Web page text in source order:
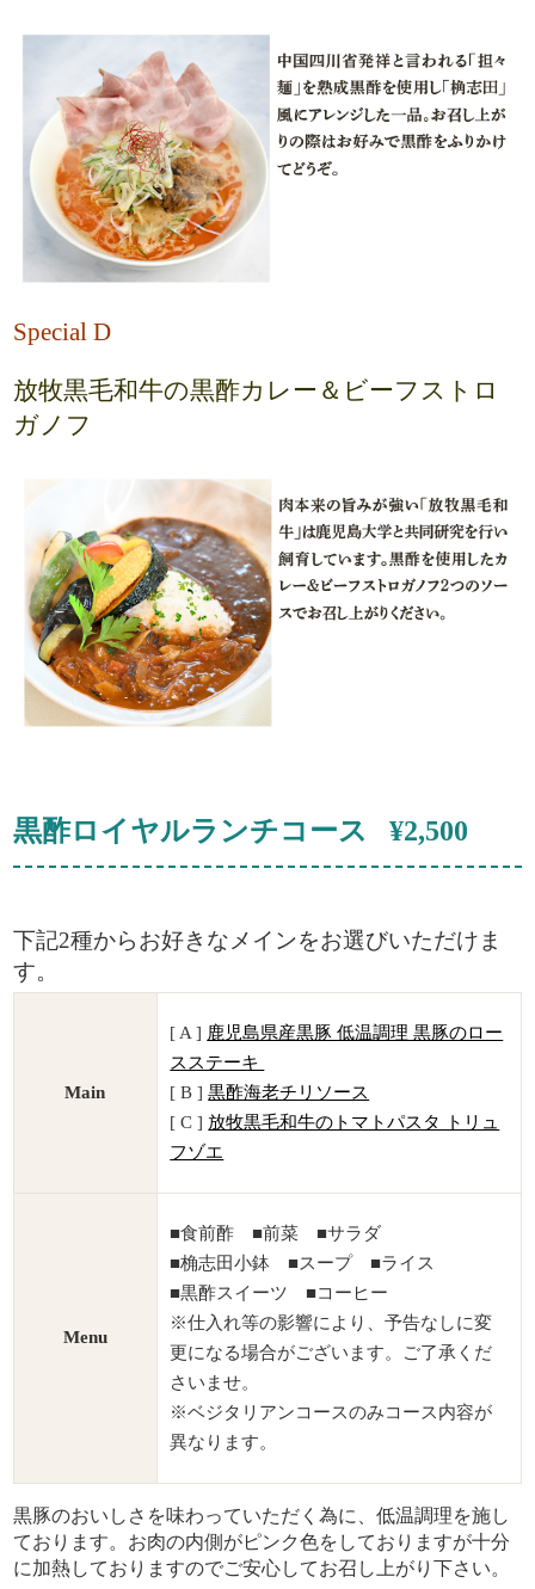
Special D
放牧黒毛和牛の黒酢カレー＆ビーフストロ
ガノフ
黒酢ロイヤルランチコース ¥2,500
下記2種からお好きなメインをお選びいただけま
す。
Main
[ A ] 鹿児島県産黒豚 低温調理 黒豚のロー
スステーキ
[ B ]黒酢海老チリソース
[ C ] 放牧黒毛和牛のトマトパスタ トリュ
フゾエ
Menu
■食前酢 ■前菜 ■サラダ
■桷志田小鉢 ■スープ ■ライス
■黒酢スイーツ ■コーヒー
※仕入れ等の影響により、予告なしに変
更になる場合がございます。ご了承くだ
さいませ。
※ベジタリアンコースのみコース内容が
異なります。
黒豚のおいしさを味わっていただく為に、低温調理を施し
ております。お肉の内側がピンク色をしておりますが十分
に加熱しておりますのでご安心してお召し上がり下さい。